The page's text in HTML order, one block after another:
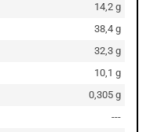
14,2 g
38,4 g
32,3 g
10,1 g
0,305 g
---